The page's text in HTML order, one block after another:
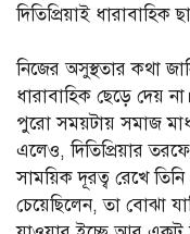
দিতিপ্রিয়াই ধারাবাহিক
নিজের অসুস্থতার কথা
ধারাবাহিক ছেড়ে দেয়
পুরো সময়টায় সমাজ
এলেও, দিতিপ্রিয়ার
সাময়িক দূরত্ব রেখে
চেয়েছিলেন, তা বোঝা